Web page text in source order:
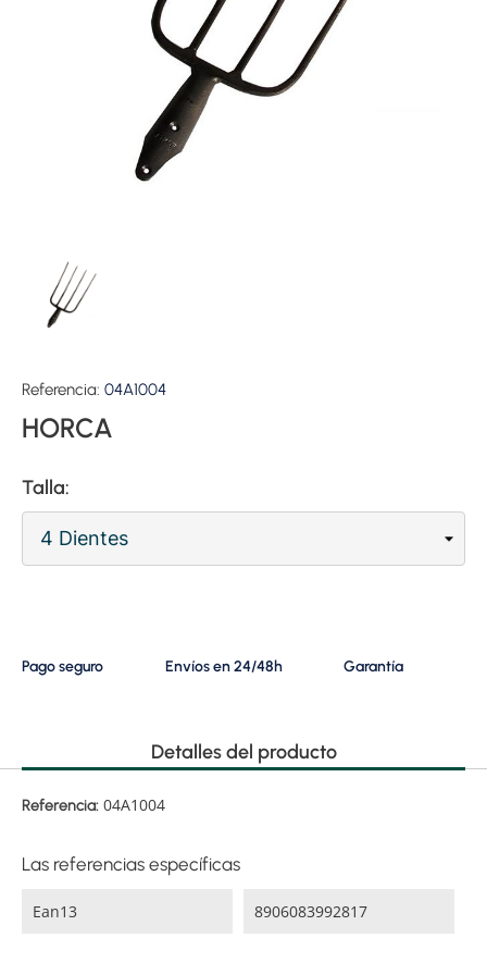
Referencia: 04A1004
HORCA
Talla:
Pago seguro Envíos en 24/48h Garantía
Detalles del producto
Referencia: 04A1004
Las referencias específicas
Ean13 8906083992817